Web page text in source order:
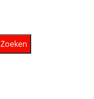
Zoeken